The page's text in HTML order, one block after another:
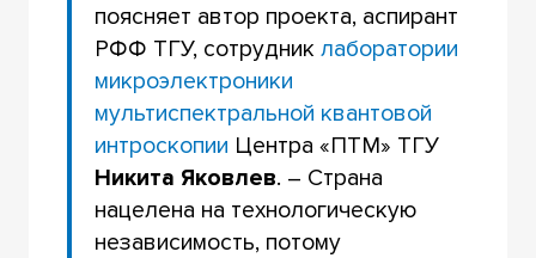
поясняет автор проекта, аспирант
РФФ ТГУ, сотрудниклаборатории
микроэлектроники
мультиспектральной квантовой
интроскопии Центра «ПТМ» ТГУ
Никита Яковлев. – Страна
нацелена на технологическую
независимость, потому